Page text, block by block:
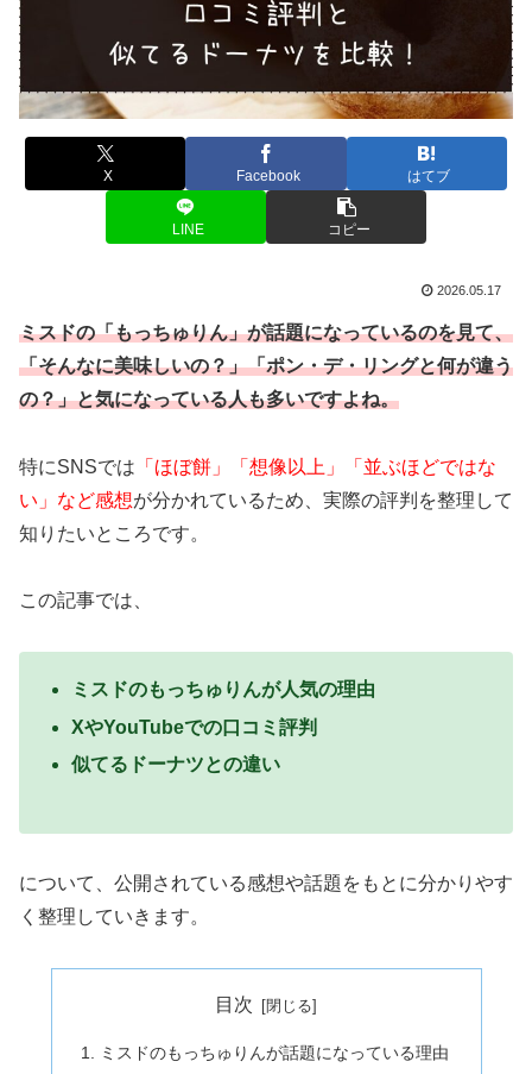
X Facebook はてブ
LINE コピー
2026.05.17
ミスドの「もっちゅりん」が話題になっているのを見て、
「そんなに美味しいの？」「ポン・デ・リングと何が違う
の？」と気になっている人も多いですよね。
特にSNSでは 「ほぼ餅」「想像以上」「並ぶほどではな
い」など感想が分かれているため、実際の評判を整理して
知りたいところです。
この記事では、
ミスドのもっちゅりんが人気の理由
XやYouTubeでの口コミ評判
似てるドーナツとの違い
について、公開されている感想や話題をもとに分かりやす
く整理していきます。
目次
ミスドのもっちゅりんが話題になっている理由